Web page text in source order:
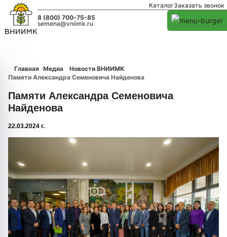
КаталогЗаказать звонок
8 (800) 700-75-85
semena@vniimk.ru
Главная Медиа
Новости ВНИИМК
Памяти Александра Семеновича Найденова
Памяти Александра Семеновича
Найденова
22.03.2024 г.
1/0